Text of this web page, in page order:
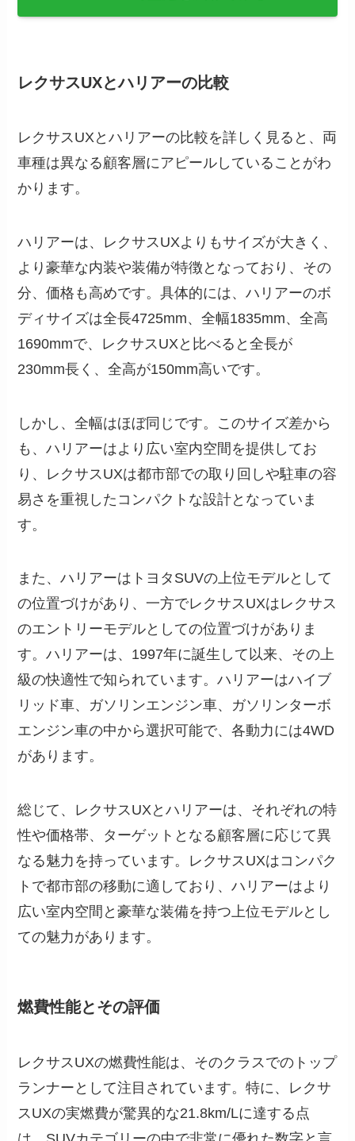
レクサスUXとハリアーの比較
レクサスUXとハリアーの比較を詳しく見ると、両
車種は異なる顧客層にアピールしていることがわ
かります。
ハリアーは、レクサスUXよりもサイズが大きく、
より豪華な内装や装備が特徴となっており、その
分、価格も高めです。具体的には、ハリアーのボ
ディサイズは全長4725mm、全幅1835mm、全高
1690mmで、レクサスUXと比べると全長が
230mm長く、全高が150mm高いです。
しかし、全幅はほぼ同じです。このサイズ差から
も、ハリアーはより広い室内空間を提供してお
り、レクサスUXは都市部での取り回しや駐車の容
易さを重視したコンパクトな設計となっていま
す。
また、ハリアーはトヨタSUVの上位モデルとして
の位置づけがあり、一方でレクサスUXはレクサス
のエントリーモデルとしての位置づけがありま
す。ハリアーは、1997年に誕生して以来、その上
級の快適性で知られています。ハリアーはハイブ
リッド車、ガソリンエンジン車、ガソリンターボ
エンジン車の中から選択可能で、各動力には4WD
があります。
総じて、レクサスUXとハリアーは、それぞれの特
性や価格帯、ターゲットとなる顧客層に応じて異
なる魅力を持っています。レクサスUXはコンパク
トで都市部の移動に適しており、ハリアーはより
広い室内空間と豪華な装備を持つ上位モデルとし
ての魅力があります。
燃費性能とその評価
レクサスUXの燃費性能は、そのクラスでのトップ
ランナーとして注目されています。特に、レクサ
スUXの実燃費が驚異的な21.8km/Lに達する点